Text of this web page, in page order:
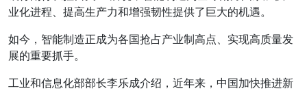
业化进程、提高生产力和增强韧性提供了巨大的机遇。
如今，智能制造正成为各国抢占产业制高点、实现高质量发
展的重要抓手。
工业和信息化部部长李乐成介绍，近年来，中国加快推进新